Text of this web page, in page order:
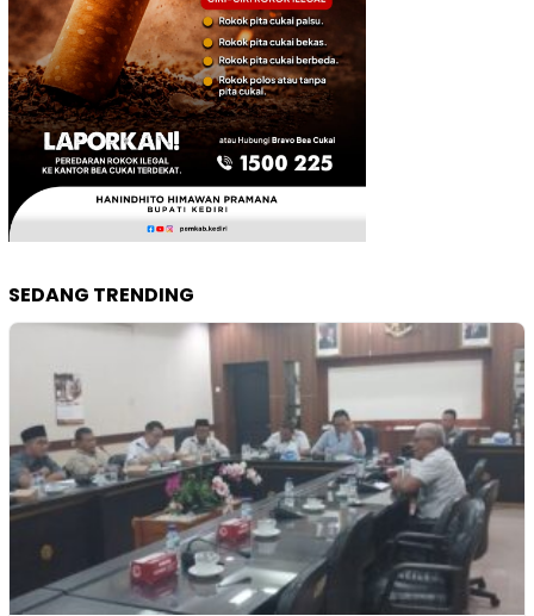
SEDANG TRENDING